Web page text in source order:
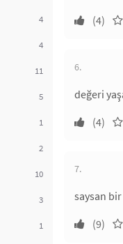
4
4
11
5
1
2
10
3
1
(4)
6.
değeri
(4)
7.
saysan bir
(9)